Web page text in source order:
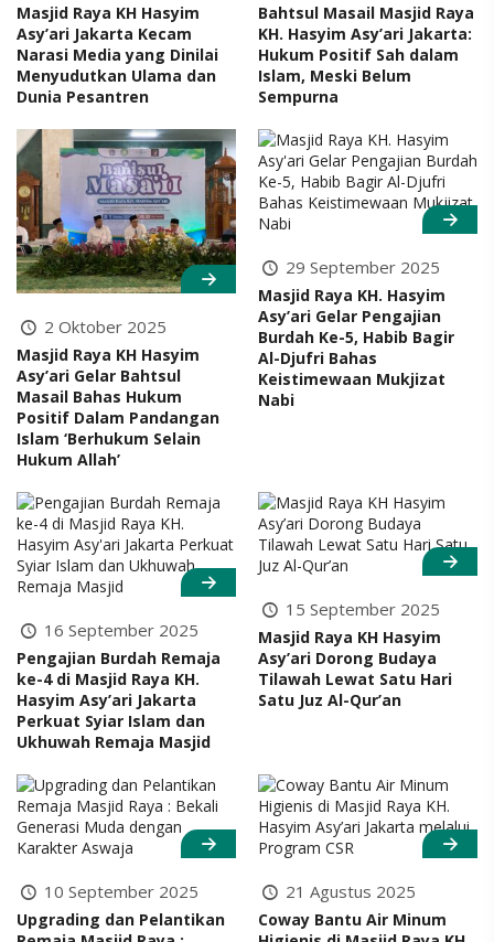
Masjid Raya KH Hasyim
Asy’ari Jakarta Kecam
Narasi Media yang Dinilai
Menyudutkan Ulama dan
Dunia Pesantren
Bahtsul Masail Masjid Raya
KH. Hasyim Asy’ari Jakarta:
Hukum Positif Sah dalam
Islam, Meski Belum
Sempurna
2 Oktober 2025
Masjid Raya KH Hasyim
Asy’ari Gelar Bahtsul
Masail Bahas Hukum
Positif Dalam Pandangan
Islam ‘Berhukum Selain
Hukum Allah’
29 September 2025
Masjid Raya KH. Hasyim
Asy’ari Gelar Pengajian
Burdah Ke-5, Habib Bagir
Al-Djufri Bahas
Keistimewaan Mukjizat
Nabi
16 September 2025
Pengajian Burdah Remaja
ke-4 di Masjid Raya KH.
Hasyim Asy’ari Jakarta
Perkuat Syiar Islam dan
Ukhuwah Remaja Masjid
15 September 2025
Masjid Raya KH Hasyim
Asy’ari Dorong Budaya
Tilawah Lewat Satu Hari
Satu Juz Al-Qur’an
10 September 2025
Upgrading dan Pelantikan
21 Agustus 2025
Coway Bantu Air Minum